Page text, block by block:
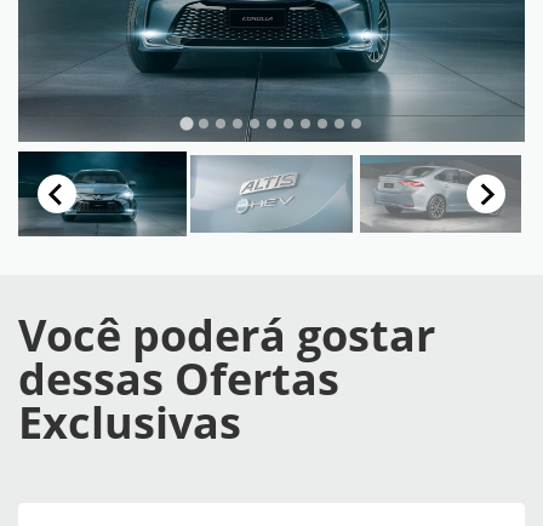
Você poderá gostar
dessas Ofertas
Exclusivas